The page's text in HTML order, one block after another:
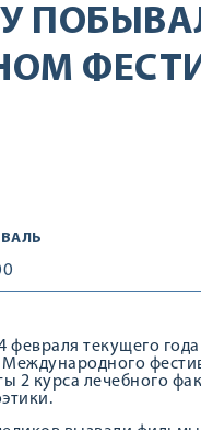
текущего
2 курса лечебного